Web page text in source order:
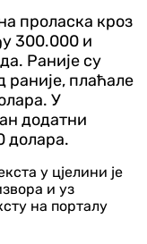
проласка кроз
300.000 и
Раније су
раније, плаћале
У
додатни
долара.
у цјелини је
и уз
на порталу